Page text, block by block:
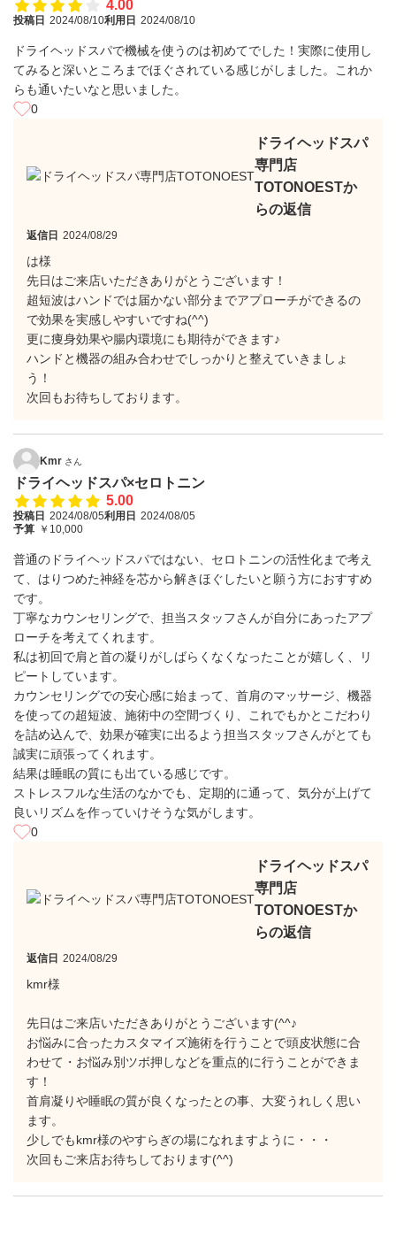
4.00
投稿日 2024/08/10利用日 2024/08/10
ドライヘッドスパで機械を使うのは初めてでした！実際に使用し
てみると深いところまでほぐされている感じがしました。これか
らも通いたいなと思いました。
0
ドライヘッドスパ
専門店
TOTONOESTか
らの返信
返信日 2024/08/29
は様
先日はご来店いただきありがとうございます！
超短波はハンドでは届かない部分までアプローチができるの
で効果を実感しやすいですね(^^)
更に痩身効果や腸内環境にも期待ができます♪
ハンドと機器の組み合わせでしっかりと整えていきましょ
う！
次回もお待ちしております。
Kmr さん
ドライヘッドスパ×セロトニン
5.00
投稿日 2024/08/05利用日 2024/08/05
予算 ￥10,000
普通のドライヘッドスパではない、セロトニンの活性化まで考え
て、はりつめた神経を芯から解きほぐしたいと願う方におすすめ
です。
丁寧なカウンセリングで、担当スタッフさんが自分にあったアプ
ローチを考えてくれます。
私は初回で肩と首の凝りがしばらくなくなったことが嬉しく、リ
ピートしています。
カウンセリングでの安心感に始まって、首肩のマッサージ、機器
を使っての超短波、施術中の空間づくり、これでもかとこだわり
を詰め込んで、効果が確実に出るよう担当スタッフさんがとても
誠実に頑張ってくれます。
結果は睡眠の質にも出ている感じです。
ストレスフルな生活のなかでも、定期的に通って、気分が上げて
良いリズムを作っていけそうな気がします。
0
ドライヘッドスパ
専門店
TOTONOESTか
らの返信
返信日 2024/08/29
kmr様
先日はご来店いただきありがとうございます(^^♪
お悩みに合ったカスタマイズ施術を行うことで頭皮状態に合
わせて・お悩み別ツボ押しなどを重点的に行うことができま
す！
首肩凝りや睡眠の質が良くなったとの事、大変うれしく思い
ます。
少しでもkmr様のやすらぎの場になれますように・・・
次回もご来店お待ちしております(^^)